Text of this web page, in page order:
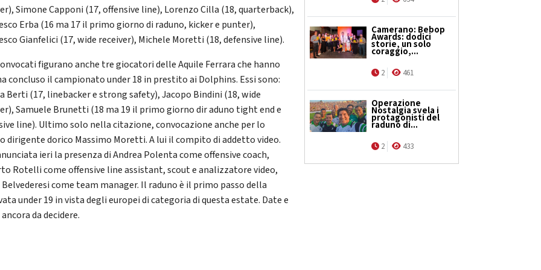
Simone Capponi (17, offensive line), Lorenzo Cilla (18, quarterback),
Erba (16 ma 17 il primo giorno di raduno, kicker e punter),
Gianfelici (17, wide receiver), Michele Moretti (18, defensive line).
figurano anche tre giocatori delle Aquile Ferrara che hanno
concluso il campionato under 18 in prestito ai Dolphins. Essi sono:
Berti (17, linebacker e strong safety), Jacopo Bindini (18, wide
Samuele Brunetti (18 ma 19 il primo giorno dir aduno tight end e
line). Ultimo solo nella citazione, convocazione anche per lo
dirigente dorico Massimo Moretti. A lui il compito di addetto video.
ieri la presenza di Andrea Polenta come offensive coach,
Rotelli come offensive line assistant, scout e analizzatore video,
come team manager. Il raduno è il primo passo della
under 19 in vista degli europei di categoria di questa estate. Date e
da decidere.
Camerano: Bebop
Awards: dodici
storie, un solo
coraggio,...
2 461
Operazione
Nostalgia svela i
protagonisti del
raduno di...
2 433